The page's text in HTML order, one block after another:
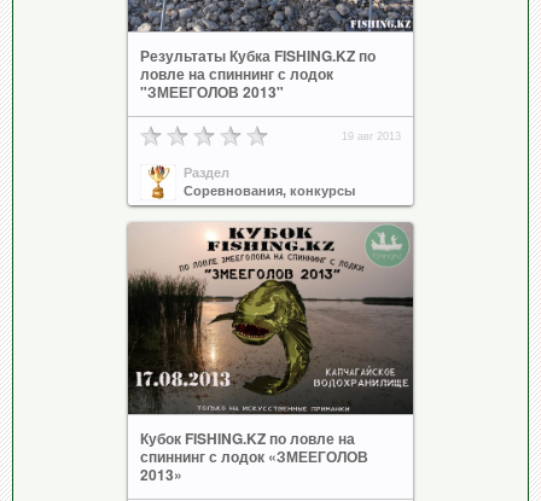
Результаты Кубка FISHING.KZ по
ловле на спиннинг с лодок
"ЗМЕЕГОЛОВ 2013"
19 авг 2013
Раздел
Соревнования, конкурсы
Кубок FISHING.KZ по ловле на
спиннинг с лодок «ЗМЕЕГОЛОВ
2013»